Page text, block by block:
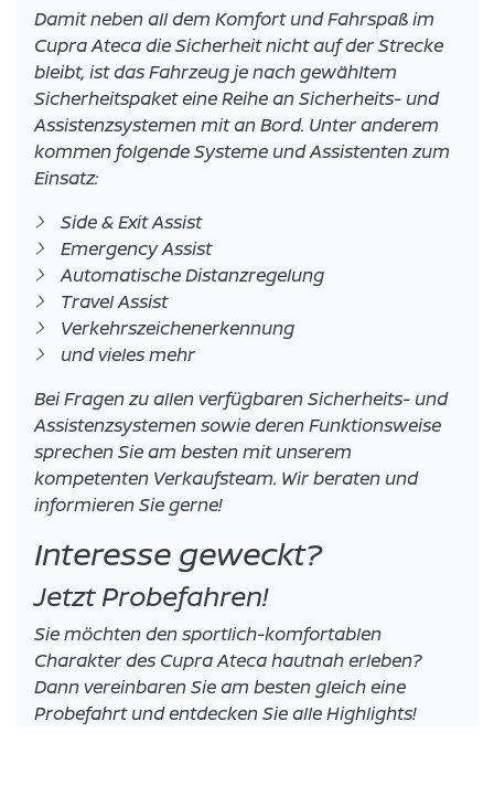
Damit neben all dem Komfort und Fahrspaß im
Cupra Ateca die Sicherheit nicht auf der Strecke
bleibt, ist das Fahrzeug je nach gewähltem
Sicherheitspaket eine Reihe an Sicherheits- und
Assistenzsystemen mit an Bord. Unter anderem
kommen folgende Systeme und Assistenten zum
Einsatz:
Side & Exit Assist
Emergency Assist
Automatische Distanzregelung
Travel Assist
Verkehrszeichenerkennung
und vieles mehr
Bei Fragen zu allen verfügbaren Sicherheits- und
Assistenzsystemen sowie deren Funktionsweise
sprechen Sie am besten mit unserem
kompetenten Verkaufsteam. Wir beraten und
informieren Sie gerne!
Interesse geweckt?
Jetzt Probefahren!
Sie möchten den sportlich-komfortablen
Charakter des Cupra Ateca hautnah erleben?
Dann vereinbaren Sie am besten gleich eine
Probefahrt und entdecken Sie alle Highlights!